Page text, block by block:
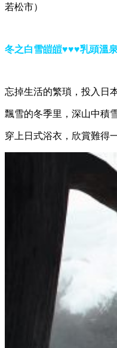
若松市）
冬之白雪皚皚♥♥♥乳頭溫
忘掉生活的繁瑣，投入日
飄雪的冬季里，深山中積
穿上日式浴衣，欣賞難得